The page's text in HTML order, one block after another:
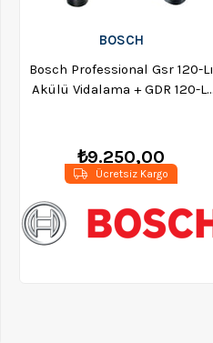
BOSCH
Bosch Professional Gsr 120-Lı
Akülü Vidalama + GDR 120-Lı
₺9.250,00
Ücretsiz Kargo